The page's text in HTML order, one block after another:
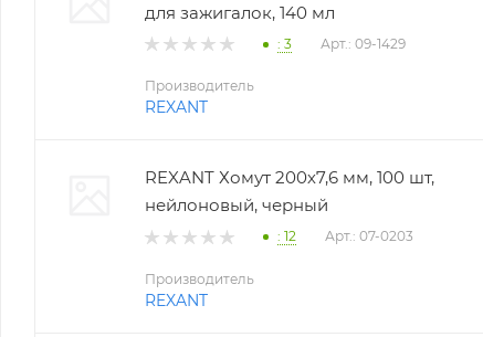
для зажигалок, 140 мл
: 3 Арт.: 09-1429
Производитель
REXANT
REXANT Хомут 200х7,6 мм, 100 шт,
нейлоновый, черный
: 12 Арт.: 07-0203
Производитель
REXANT